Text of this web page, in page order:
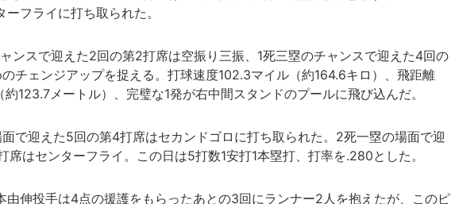
ーフライに打ち取られた。
ンスで迎えた2回の第2打席は空振り三振、1死三塁のチャンスで迎えた4回の
チェンジアップを捉える。打球速度102.3マイル（約164.6キロ）、飛距離
123.7メートル）、完璧な1発が右中間スタンドのプールに飛び込んだ。
で迎えた5回の第4打席はセカンドゴロに打ち取られた。2死一塁の場面で迎
席はセンターフライ。この日は5打数1安打1本塁打、打率を.280とした。
由伸投手は4点の援護をもらったあとの3回にランナー2人を抱えたが、このピ